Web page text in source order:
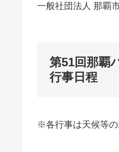
一般社団法人 那覇
第51回那覇
行事日程
※各行事は天候等